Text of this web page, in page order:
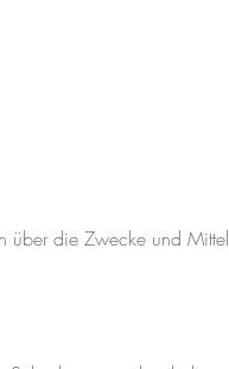
über die Zwecke und Mittel